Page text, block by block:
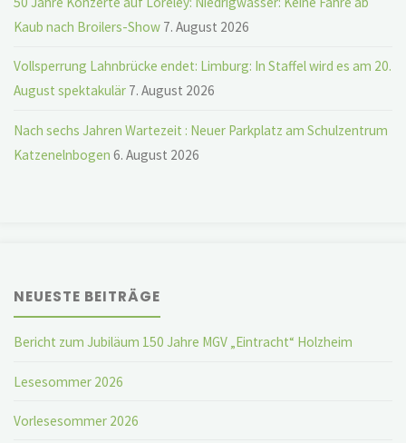
Kaub nach Broilers-Show 7. August 2026
Vollsperrung Lahnbrücke endet: Limburg: In Staffel wird es am 20.
August spektakulär 7. August 2026
Nach sechs Jahren Wartezeit : Neuer Parkplatz am Schulzentrum
Katzenelnbogen 6. August 2026
NEUESTE BEITRÄGE
Bericht zum Jubiläum 150 Jahre MGV „Eintracht“ Holzheim
Lesesommer 2026
Vorlesesommer 2026